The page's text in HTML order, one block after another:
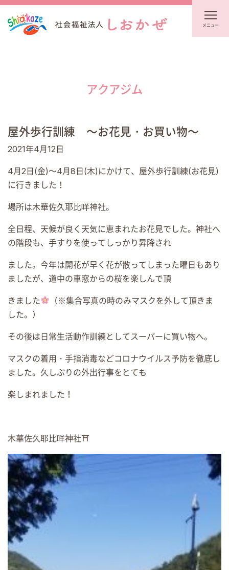
メニュー
アクアジム
屋外歩行訓練 ～お花見・お買い物～
2021年4月12日
4月2日(金)～4月8日(木)にかけて、屋外歩行訓練(お花見)
に行きました！
場所は木華佐久耶比咩神社。
全日程、天候が良く天気に恵まれたお花見でした。神社へ
の階段も、手すりを使ってしっかり昇降され
ました。今年は開花が早く花が散ってしまった曜日もあり
ましたが、道中の車窓からの桜を楽しんで頂
きました
（※集合写真の時のみマスクを外して頂きま
した。）
その後は日常生活動作訓練としてスーパーに買い物へ。
マスクの着用・手指消毒などコロナウイルス予防を徹底し
ました。久しぶりの外出行事をとても
楽しまれました！
木華佐久耶比咩神社⛩